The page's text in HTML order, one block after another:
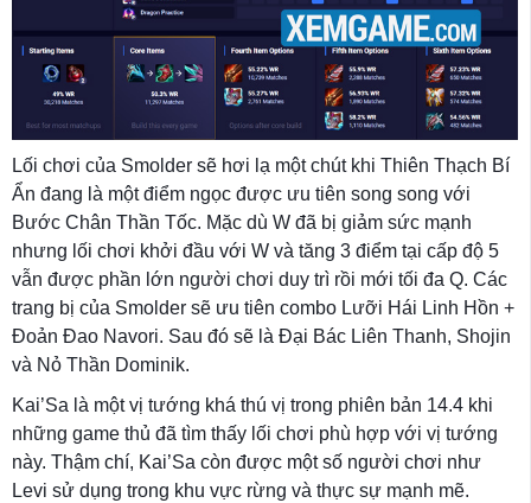
Lối chơi của Smolder sẽ hơi lạ một chút khi Thiên Thạch Bí
Ẩn đang là một điểm ngọc được ưu tiên song song với
Bước Chân Thần Tốc. Mặc dù W đã bị giảm sức mạnh
nhưng lối chơi khởi đầu với W và tăng 3 điểm tại cấp độ 5
vẫn được phần lớn người chơi duy trì rồi mới tối đa Q. Các
trang bị của Smolder sẽ ưu tiên combo Lưỡi Hái Linh Hồn +
Đoản Đao Navori. Sau đó sẽ là Đại Bác Liên Thanh, Shojin
và Nỏ Thần Dominik.
Kai’Sa là một vị tướng khá thú vị trong phiên bản 14.4 khi
những game thủ đã tìm thấy lối chơi phù hợp với vị tướng
này. Thậm chí, Kai’Sa còn được một số người chơi như
Levi sử dụng trong khu vực rừng và thực sự mạnh mẽ.